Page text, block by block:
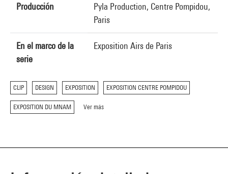
Producción
Pyla Production, Centre Pompidou,
Paris
En el marco de la
serie
Exposition Airs de Paris
CLIP DESIGN EXPOSITION EXPOSITION CENTRE POMPIDOU
EXPOSITION DU MNAM Ver más